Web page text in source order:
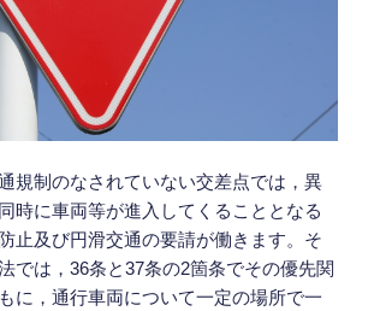
規制のなされていない交差点では，異
時に車両等が進入してくることとなる
止及び円滑交通の要請が働きます。そ
では，36条と37条の2箇条でその優先関
に，通行車両について一定の場所で一